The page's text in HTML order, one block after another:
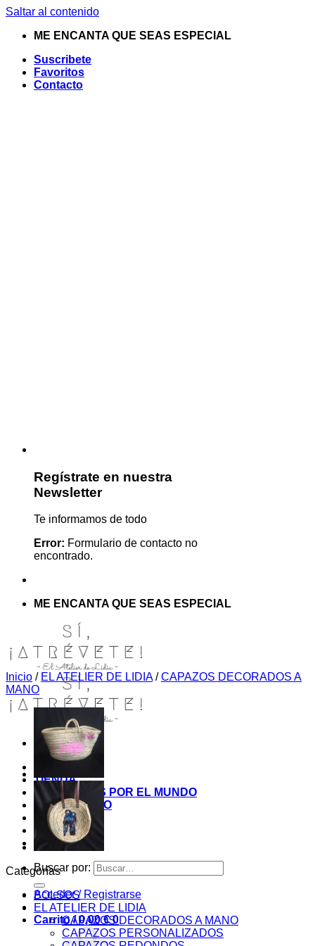
Saltar al contenido
ME ENCANTA QUE SEAS ESPECIAL
Suscribete
Favoritos
Contacto
Regístrate en nuestra
Newsletter
Te informamos de todo
Error: Formulario de contacto no
encontrado.
ME ENCANTA QUE SEAS ESPECIAL
TIENDA
MIS COSITAS POR EL MUNDO
EL COMIENZO
BLOG
PAGOS
CONTACTO
Buscar por:
Acceder / Registrarse
Carrito /0,00€ 0
Inicio / EL ATELIER DE LIDIA / CAPAZOS DECORADOS A
MANO
Categorías
BOLSOS
EL ATELIER DE LIDIA
CAPAZOS DECORADOS A MANO
CAPAZOS PERSONALIZADOS